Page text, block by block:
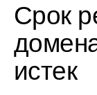
Срок
истек